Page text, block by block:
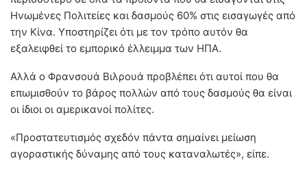
Ηνωμένες Πολιτείες και δασμούς 60% στις εισαγωγές από
την Κίνα. Υποστηρίζει ότι με τον τρόπο αυτόν θα
εξαλειφθεί το εμπορικό έλλειμμα των ΗΠΑ.
Αλλά ο Φρανσουά Βιλρουά προβλέπει ότι αυτοί που θα
επωμισθούν το βάρος πολλών από τους δασμούς θα είναι
οι ίδιοι οι αμερικανοί πολίτες.
«Προστατευτισμός σχεδόν πάντα σημαίνει μείωση
αγοραστικής δύναμης από τους καταναλωτές», είπε.